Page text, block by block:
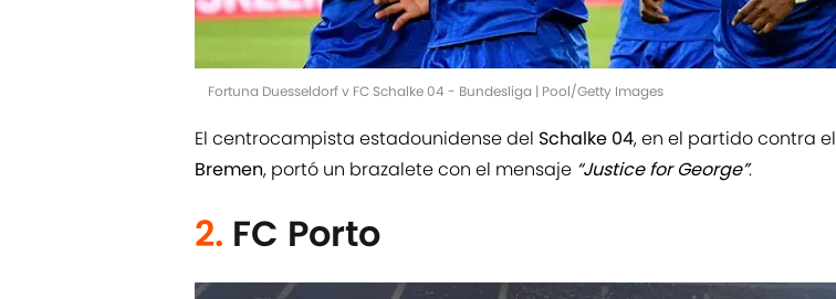
Fortuna Duesseldorf v FC Schalke 04 - Bundesliga | Pool/Getty Images
El centrocampista estadounidense del Schalke 04, en el partido contra el
Bremen, portó un brazalete con el mensaje “Justice for George”.
2. FC Porto